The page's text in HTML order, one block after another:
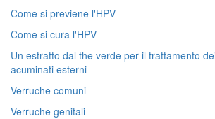
Come si previene l'HPV
Come si cura l'HPV
Un estratto dal the verde per il trattamento
acuminati esterni
Verruche comuni
Verruche genitali